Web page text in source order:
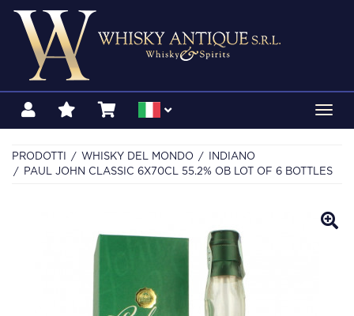
PRODOTTI WHISKY DEL MONDO
INDIANO
PAUL JOHN CLASSIC 6X70CL 55.2% OB LOT OF 6 BOTTLES